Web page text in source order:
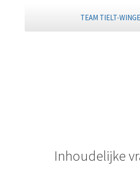
TEAM TIELT-WINGE
Inhoudelijke